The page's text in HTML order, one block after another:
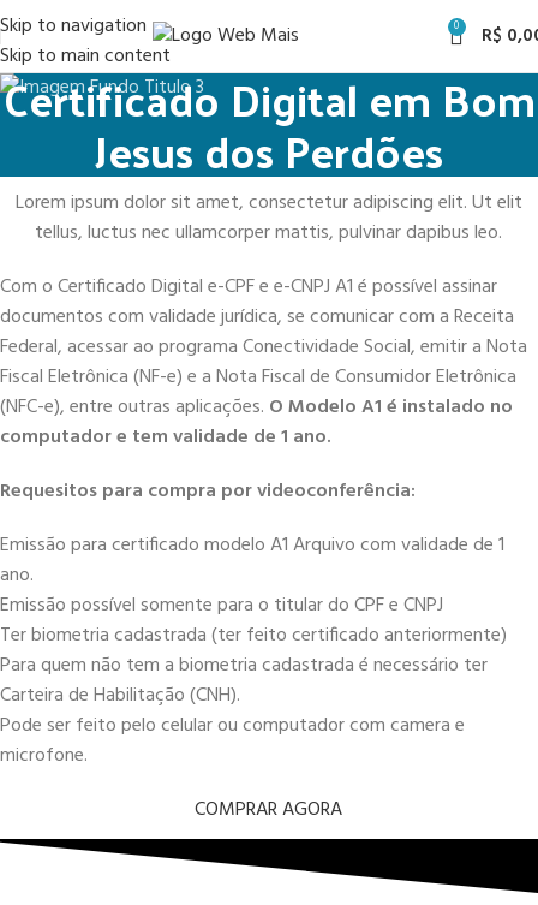
Skip to navigation
Skip to main content
0 R$
Certificado Digital em Bom
Jesus dos Perdões
Lorem ipsum dolor sit amet, consectetur adipiscing elit. Ut elit
tellus, luctus nec ullamcorper mattis, pulvinar dapibus leo.
Com o Certificado Digital e-CPF e e-CNPJ A1 é possível assinar
documentos com validade jurídica, se comunicar com a Receita
Federal, acessar ao programa Conectividade Social, emitir a Nota
Fiscal Eletrônica (NF-e) e a Nota Fiscal de Consumidor Eletrônica
(NFC-e), entre outras aplicações. O Modelo A1 é instalado no
computador e tem validade de 1 ano.
Requesitos para compra por videoconferência:
Emissão para certificado modelo A1 Arquivo com validade de 1
ano.
Emissão possível somente para o titular do CPF e CNPJ
Ter biometria cadastrada (ter feito certificado anteriormente)
Para quem não tem a biometria cadastrada é necessário ter
Carteira de Habilitação (CNH).
Pode ser feito pelo celular ou computador com camera e
microfone.
COMPRAR AGORA